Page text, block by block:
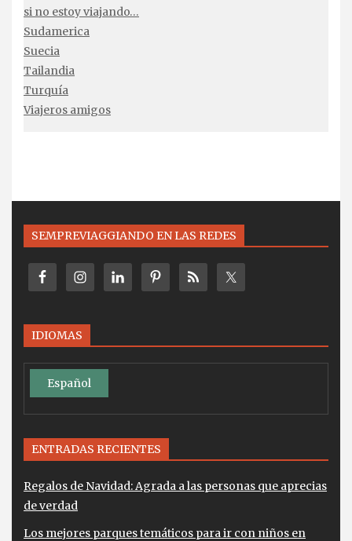
si no estoy viajando…
Sudamerica
Suecia
Tailandia
Turquía
Viajeros amigos
SEMPREVIAGGIANDO EN LAS REDES
IDIOMAS
Español
ENTRADAS RECIENTES
Regalos de Navidad: Agrada a las personas que aprecias
de verdad
Los mejores parques temáticos para ir con niños en